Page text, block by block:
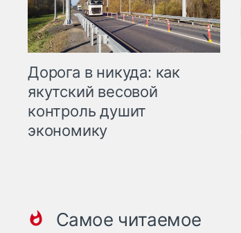
Дорога в никуда: как
якутский весовой
контроль душит
экономику
Самое читаемое